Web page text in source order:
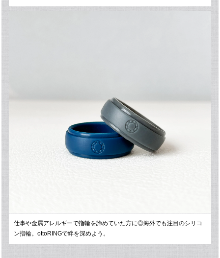
仕事や金属アレルギーで指輪を諦めていた方に◎海外でも注目のシリコ
ン指輪。ottoRINGで絆を深めよう。